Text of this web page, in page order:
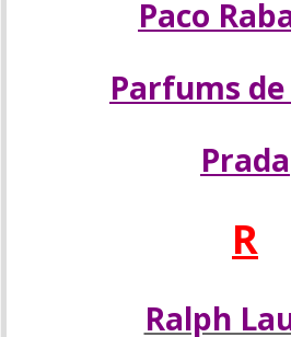
Paco
Parfums
Prada
R
Ralph